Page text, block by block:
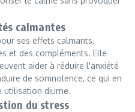
calmantes
ses effets calmants,
et des compléments. Elle
aider à réduire l'anxiété
de somnolence, ce qui en
utilisation diurne.
du stress